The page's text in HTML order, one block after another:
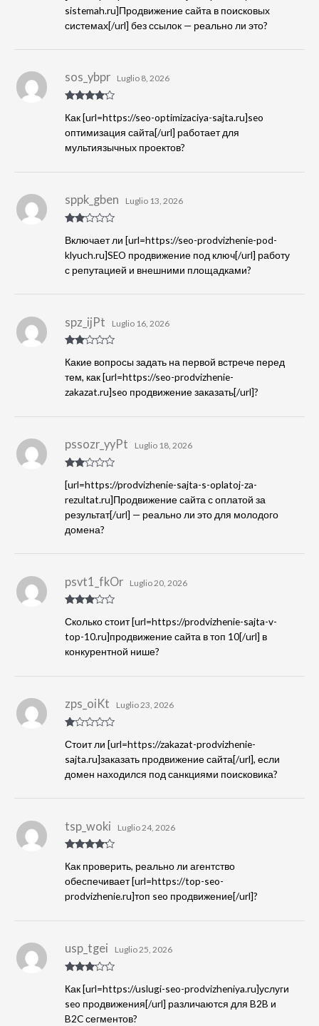
sistemah.ru]Продвижение сайта в поисковых
системах[/url] без ссылок — реально ли это?
su 5
sos_ybpr Luglio 8, 2026
Как [url=https://seo-optimizaciya-sajta.ru]seo
оптимизация сайта[/url] работает для
мультиязычных проектов?
ato2
su
5
sppk_gben Luglio 13, 2026
Включает ли [url=https://seo-prodvizhenie-pod-
klyuch.ru]SEO продвижение под ключ[/url] работу
с репутацией и внешними площадками?
ato2
5
spz_ijPt Luglio 16, 2026
Какие вопросы задать на первой встрече перед
тем, как [url=https://seo-prodvizhenie-
zakazat.ru]seo продвижение заказать[/url]?
ato 2
5
pssozr_yyPt Luglio 18, 2026
[url=https://prodvizhenie-sajta-s-oplatoj-za-
rezultat.ru]Продвижение сайта с оплатой за
результат[/url] — реально ли это для молодого
домена?
o3su
5
psvt1_fkOr Luglio 20, 2026
Сколько стоит [url=https://prodvizhenie-sajta-v-
top-10.ru]продвижение сайта в топ 10[/url] в
конкурентной нише?
lu
o
1
s
5
zps_oiKt Luglio 23, 2026
Стоит ли [url=https://zakazat-prodvizhenie-
sajta.ru]заказать продвижение сайта[/url], если
домен находился под санкциями поисковика?
su 5
tsp_woki Luglio 24, 2026
Как проверить, реально ли агентство
обеспечивает [url=https://top-seo-
prodvizhenie.ru]топ seo продвижение[/url]?
o3su
usp_tgei Luglio 25, 2026
Как [url=https://uslugi-seo-prodvizheniya.ru]услуги
seo продвижения[/url] различаются для B2B и
B2C сегментов?